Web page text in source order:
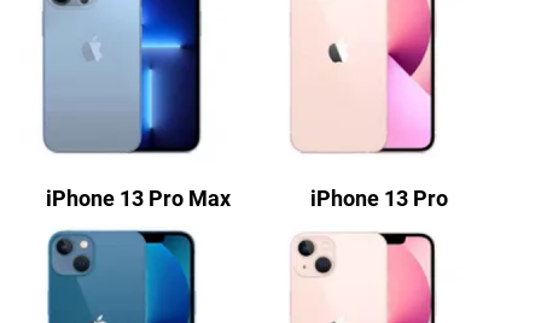
iPhone 13 Pro Max iPhone 13 Pro